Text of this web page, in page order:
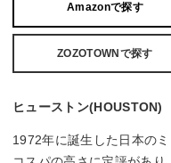
Amazonで探す
ZOZOTOWNで探す
ヒューストン(HOUSTON)
1972年に誕生した日本の